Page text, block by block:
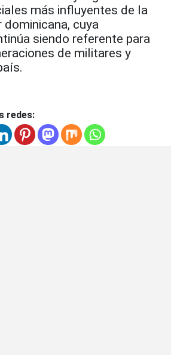
más influyentes de la
cuya
siendo referente para
de militares y
redes: